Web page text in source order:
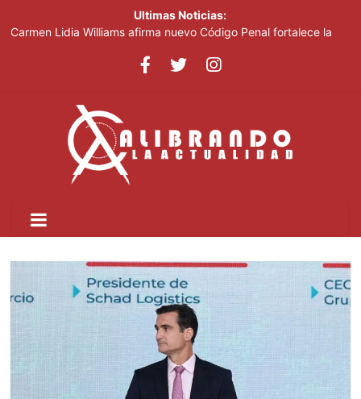
Ultimas Noticias:
Carmen Lidia Williams afirma nuevo Código Penal fortalece la
El Festival Internacional del Sombrero regresa a Ocoa con una
violencia contra niñas, niños y mujeres
Kamilolf indetenible con tema “No lo beses”
Presidente Abinader abrirá XVI congreso internacional de
dirección de proyectos de PMI República Dominicana